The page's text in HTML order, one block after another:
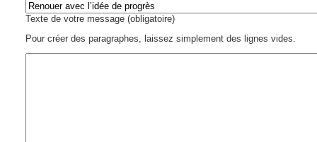
Texte de votre message (obligatoire)
Pour créer des paragraphes, laissez simplement des lignes vides.